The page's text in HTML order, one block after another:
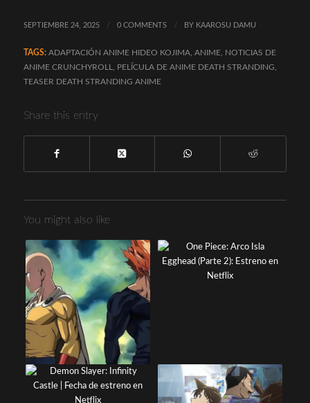
SEPTIEMBRE 24, 2025 / 0 COMMENTS / BY KAAROSU DAMU
TAGS: ADAPTACIÓN ANIME HIDEO KOJIMA, ANIME,
NOTICIAS DE
ANIME CRUNCHYROLL
PELÍCULA DE ANIME DEATH STRANDING
TEASER DEATH STRANDING ANIME
Share this entry
You might also like